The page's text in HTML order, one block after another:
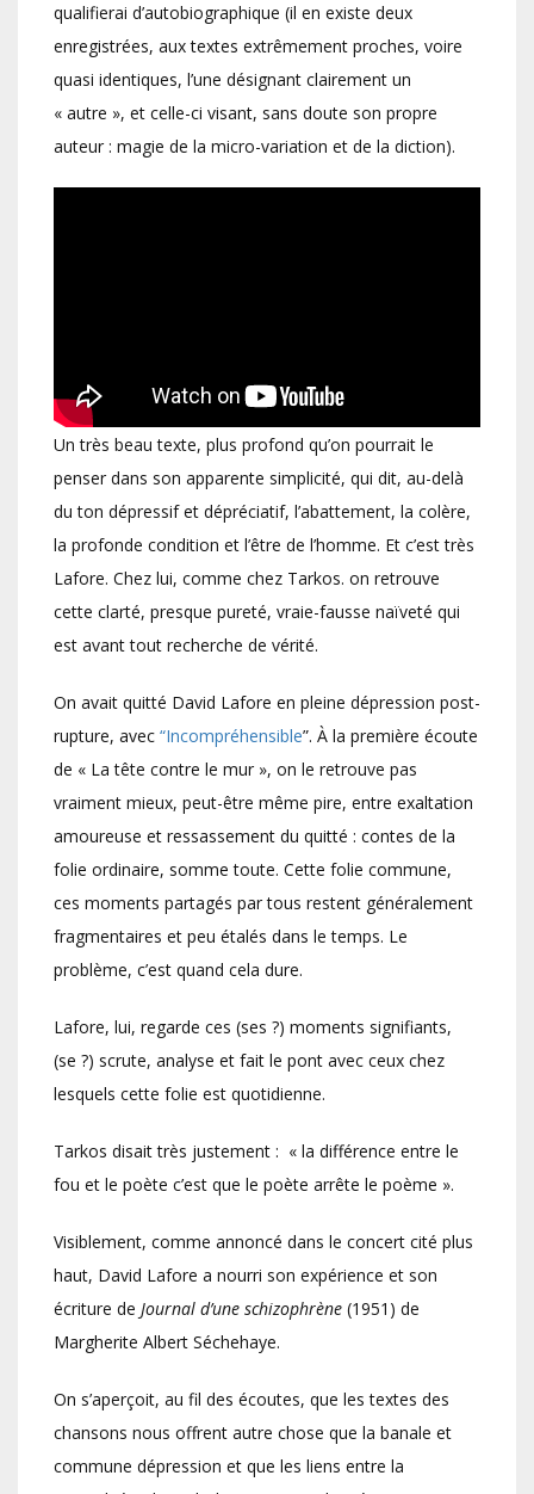
qualifierai d’autobiographique (il en existe deux
enregistrées, aux textes extrêmement proches, voire
quasi identiques, l’une désignant clairement un
« autre », et celle-ci visant, sans doute son propre
auteur : magie de la micro-variation et de la diction).
Un très beau texte, plus profond qu’on pourrait le
penser dans son apparente simplicité, qui dit, au-delà
du ton dépressif et dépréciatif, l’abattement, la colère,
la profonde condition et l’être de l’homme. Et c’est très
Lafore. Chez lui, comme chez Tarkos. on retrouve
cette clarté, presque pureté, vraie-fausse naïveté qui
est avant tout recherche de vérité.
On avait quitté David Lafore en pleine dépression post-
rupture, avec “Incompréhensible”. À la première écoute
de « La tête contre le mur », on le retrouve pas
vraiment mieux, peut-être même pire, entre exaltation
amoureuse et ressassement du quitté : contes de la
folie ordinaire, somme toute. Cette folie commune,
ces moments partagés par tous restent généralement
fragmentaires et peu étalés dans le temps. Le
problème, c’est quand cela dure.
Lafore, lui, regarde ces (ses ?) moments signifiants,
(se ?) scrute, analyse et fait le pont avec ceux chez
lesquels cette folie est quotidienne.
Tarkos disait très justement : « la différence entre le
fou et le poète c’est que le poète arrête le poème ».
Visiblement, comme annoncé dans le concert cité plus
haut, David Lafore a nourri son expérience et son
écriture de Journal d’une schizophrène (1951) de
Margherite Albert Séchehaye.
On s’aperçoit, au fil des écoutes, que les textes des
chansons nous offrent autre chose que la banale et
commune dépression et que les liens entre la